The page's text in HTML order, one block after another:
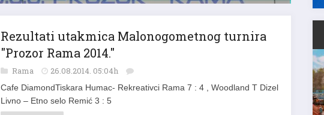
Rezultati utakmica Malonogometnog turnira
"Prozor Rama 2014."
Rama 26.08.2014. 05:04h
Cafe DiamondTiskara Humac- Rekreativci Rama 7 : 4 , Woodland T Dizel
Livno – Etno selo Remić 3 : 5